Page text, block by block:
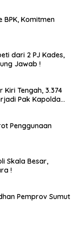
BPK, Komitmen
dari 2 PJ Kades,
Jawab !
Tengah, 3.374
Pak Kapolda
Penggunaan
Skala Besar,
!
Pemprov Sumut